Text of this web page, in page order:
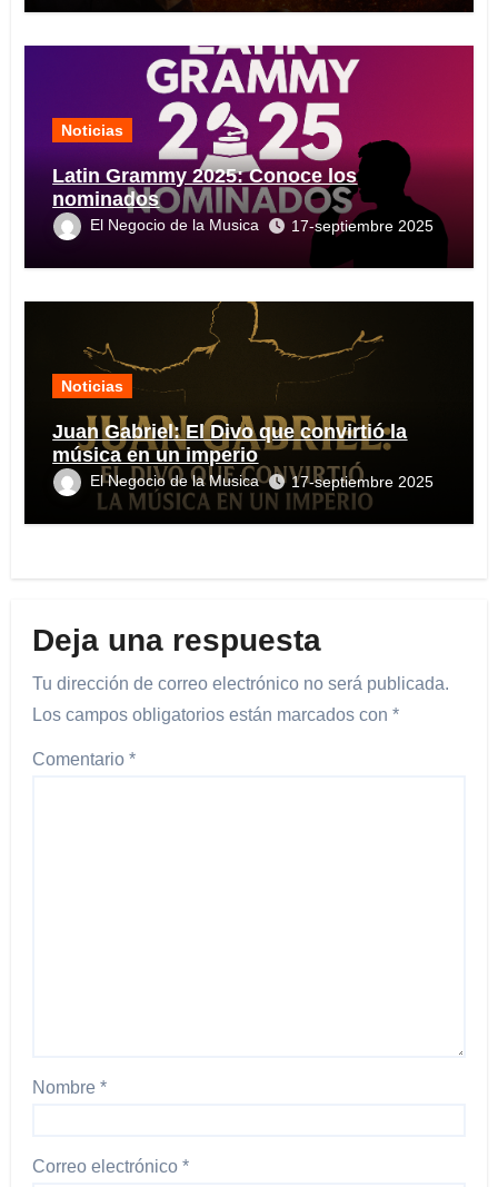
Noticias
Latin Grammy 2025: Conoce los
nominados
El Negocio de la Musica 17-septiembre 2025
Noticias
Juan Gabriel: El Divo que convirtió la
música en un imperio
El Negocio de la Musica 17-septiembre 2025
Deja una respuesta
Tu dirección de correo electrónico no será publicada.
Los campos obligatorios están marcados con *
Comentario *
Nombre *
Correo electrónico *